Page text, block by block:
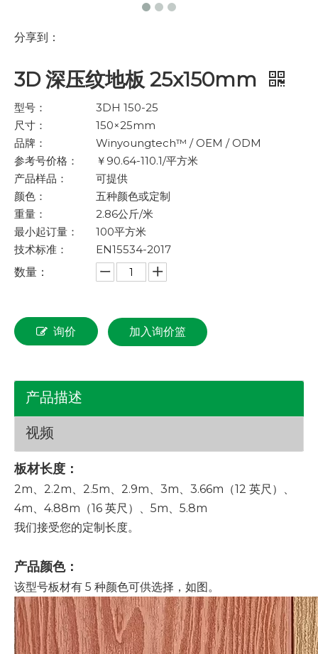
分享到：
3D 深压纹地板 25x150mm
型号：
3DH 150-25
尺寸：
150×25mm
品牌：
Winyoungtech™ / OEM / ODM
参考号价格：
￥90.64-110.1/平方米
产品样品：
可提供
颜色：
五种颜色或定制
重量：
2.86公斤/米
最小起订量：
100平方米
技术标准：
EN15534-2017
数量：
询价 加入询价篮
产品描述
视频
板材长度：
2m、2.2m、2.5m、2.9m、3m、3.66m（12 英尺）、
4m、4.88m（16 英尺）、5m、5.8m
我们接受您的定制长度。
产品颜色：
该型号板材有 5 种颜色可供选择，如图。